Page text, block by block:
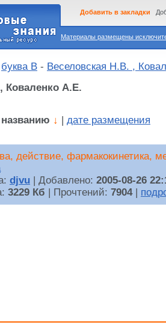
Материалы размещены
Добавить в закладки
буква В - Веселовская Н.В. ,
Коваленко А.Е.
названию ↓ дате размещения
действие, фармакокинетика,
djvu | Добавлено: 2005-08-26
3229 Кб | Прочтений: 7904|